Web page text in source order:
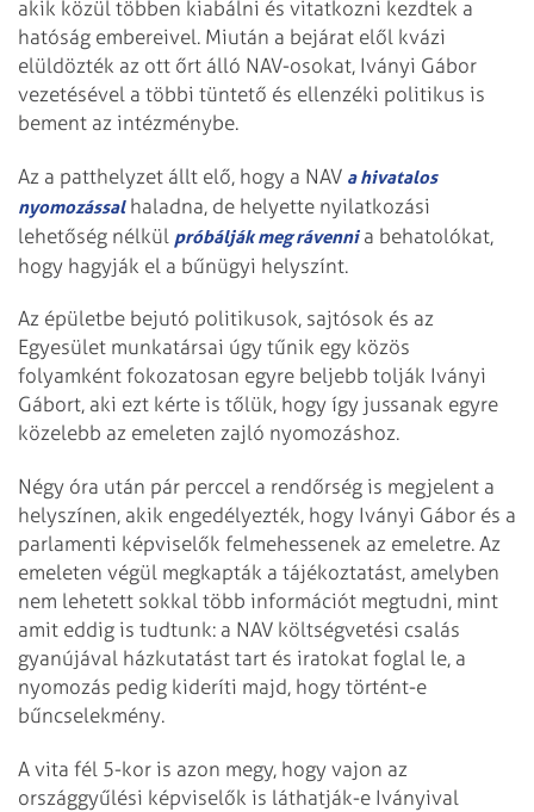
akik közül többen kiabálni és vitatkozni kezdtek a
hatóság embereivel. Miután a bejárat elől kvázi
elüldözték az ott őrt álló NAV-osokat, Iványi Gábor
vezetésével a többi tüntető és ellenzéki politikus is
bement az intézménybe.
Az a patthelyzet állt elő, hogy a NAV a hivatalos
nyomozássalhaladna, de helyette nyilatkozási
lehetőség nélkül próbálják meg rávennia behatolókat,
hogy hagyják el a bűnügyi helyszínt.
Az épületbe bejutó politikusok, sajtósok és az
Egyesület munkatársai úgy tűnik egy közös
folyamként fokozatosan egyre beljebb tolják Iványi
Gábort, aki ezt kérte is tőlük, hogy így jussanak egyre
közelebb az emeleten zajló nyomozáshoz.
Négy óra után pár perccel a rendőrség is megjelent a
helyszínen, akik engedélyezték, hogy Iványi Gábor és a
parlamenti képviselők felmehessenek az emeletre. Az
emeleten végül megkapták a tájékoztatást, amelyben
nem lehetett sokkal több információt megtudni, mint
amit eddig is tudtunk: a NAV költségvetési csalás
gyanújával házkutatást tart és iratokat foglal le, a
nyomozás pedig kideríti majd, hogy történt-e
bűncselekmény.
A vita fél 5-kor is azon megy, hogy vajon az
országgyűlési képviselők is láthatják-e Iványival